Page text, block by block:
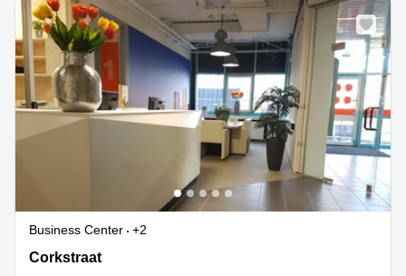
Business Center
+2
Corkstraat 46, Rotterdam
Corkstraat